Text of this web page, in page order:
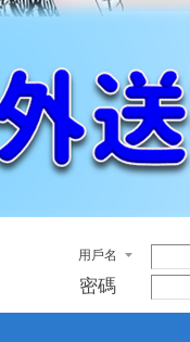
用戶名
密碼